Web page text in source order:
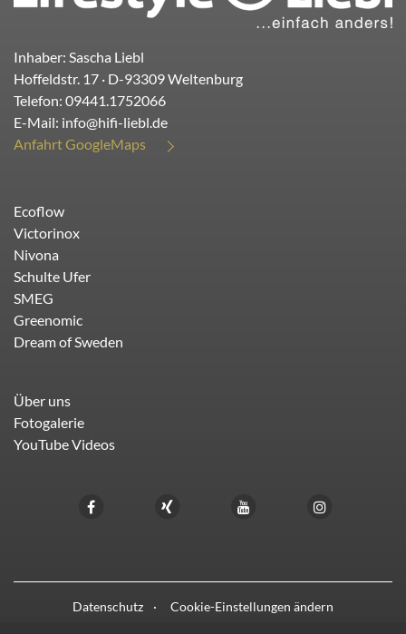
Inhaber: Sascha Liebl
Hoffeldstr. 17 · D-93309Weltenburg
Telefon: 09441.1752066
E-Mail: info@hifi-liebl.de
Anfahrt GoogleMaps
Ecoflow
Victorinox
Nivona
Schulte Ufer
SMEG
Greenomic
Dream of Sweden
Über uns
Fotogalerie
YouTube Videos
Datenschutz Cookie-Einstellungen ändern